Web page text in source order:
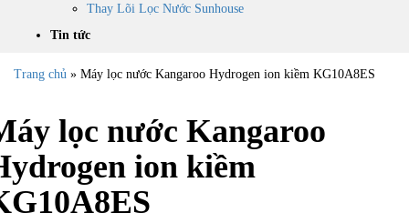
Thay Lõi Lọc Nước Sunhouse
Tin tức
Trang chủ » Máy lọc nước Kangaroo Hydrogen ion kiềm KG10A8ES
lọc nước Kangaroo
ion kiềm